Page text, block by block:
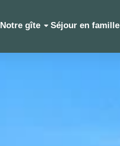
Notre gîte Séjour en famille